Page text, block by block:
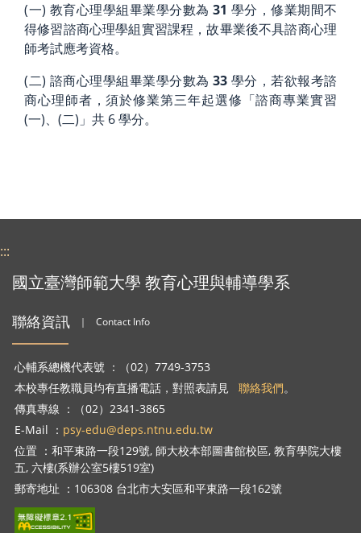
(一) 教育心理學組畢業學分數為 31 學分，修業期間不
得修習諮商心理學組實習課程，故畢業後不具諮商心理
師考試應考資格。
(二) 諮商心理學組畢業學分數為 33 學分，若欲報考諮
商心理師者，須於修業第三年起選修「諮商專業實習
(一)、(二)」共 6 學分。
:::
國立臺灣師範大學 教育心理與輔導學系
聯絡資訊 ｜ Contact Info
心輔系總機代表號 ：（02）7749-3753
本校專任教職員均有直播電話，對照表請見 聯絡我們。
傳真專線 ：（02）2341-3865
E-Mail ： psy-edu@deps.ntnu.edu.tw
位置 ：和平東路一段129號, 師大校本部圖書館校區, 教育學院大樓
五, 六樓(系辦公室5樓519室)
郵寄地址 ：106308 台北市大安區和平東路一段162號